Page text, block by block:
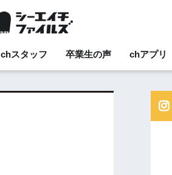
chスタッフ 卒業生の声 chアプリ